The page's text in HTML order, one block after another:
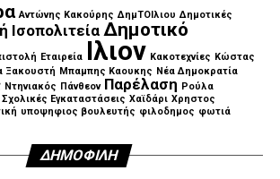
Αντώνης Κακούρης ΔημΤΟΙλιου Δημοτικές
Ισοπολιτεία Δημοτικό
Εταιρεία Ιλιον Κακοτεχνίες Κώστας
Ξακουστή Μπαμπης Καουκης Νέα Δημοκρατία
Ντηνιακός Πάνθεον Παρέλαση Ρούλα
Σχολικές Εγκαταστάσεις Χαϊδάρι Χρηστος
υποψηφιος βουλευτής φιλοδημος φωτιά
ΔΗΜΟΦΙΛΉ